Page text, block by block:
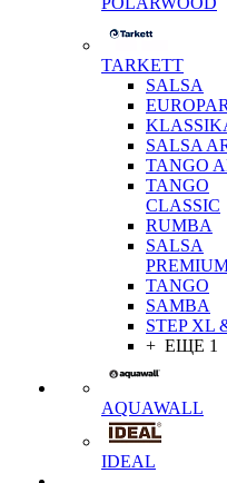
TARKETT
SALSA
SALSA
TANGO
TANGO
CLASSIC
RUMBA
SALSA
TANGO
SAMBA
STEP XL
+ ЕЩЕ 1
AQUAWALL
IDEAL